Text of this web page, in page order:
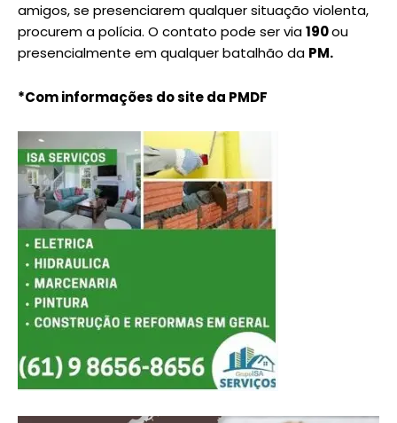
amigos, se presenciarem qualquer situação violenta,
procurem a polícia. O contato pode ser via190ou
presencialmente em qualquer batalhão da PM.
*Com informações do site da PMDF